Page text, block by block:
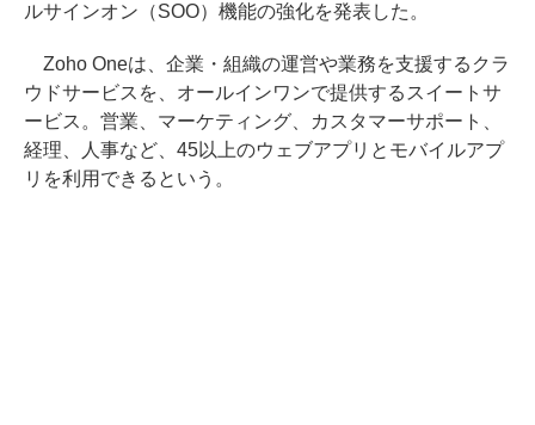
ルサインオン（SOO）機能の強化を発表した。
Zoho Oneは、企業・組織の運営や業務を支援するクラ
ウドサービスを、オールインワンで提供するスイートサ
ービス。営業、マーケティング、カスタマーサポート、
経理、人事など、45以上のウェブアプリとモバイルアプ
リを利用できるという。